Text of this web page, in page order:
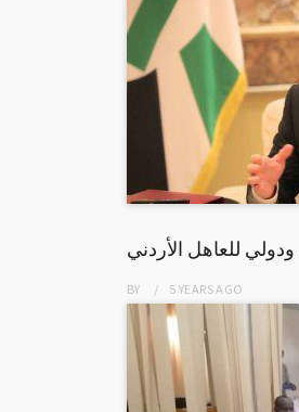
للعاهل الأردني
BY 5 YEARSAGO